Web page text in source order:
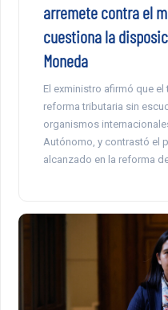
arremete contra el
cuestiona la
Moneda
El exministro afirmó que
reforma tributaria sin
organismos
Autónomo, y contrastó el
alcanzado en la reforma